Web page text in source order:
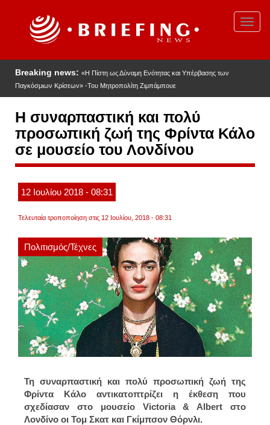
Breaking news: «Η Πίστη ως Δύναμη Ενότητας και Υπέρβασης των
Παγκόσμιων Κρίσεων» -Του Μητροπολίτη Ζιμπάμπουε
Η συναρπαστική και πολύ
προσωπική ζωή της Φρίντα Κάλο
σε μουσείο του Λονδίνου
12 Ιουλίου 2018 - 08:31
Τελευταία τροποποίηση στις 12 Ιουλίου, 2018 - 08:31
Πολιτισμός/Τέχνες
Τη συναρπαστική και πολύ προσωπική ζωή της
Φρίντα Κάλο αντικατοπτρίζει η έκθεση που
σχεδίασαν στο μουσείο Victoria & Albert στο
Λονδίνο οι Τομ Σκατ και Γκίμπσον Θόρνλι.